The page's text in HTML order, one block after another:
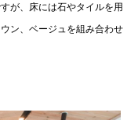
が、床には石やタイルを用
ン、ベージュを組み合わせ